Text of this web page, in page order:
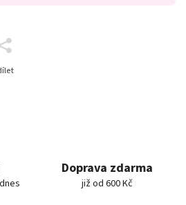
Doprava zdarma
již od 600 Kč